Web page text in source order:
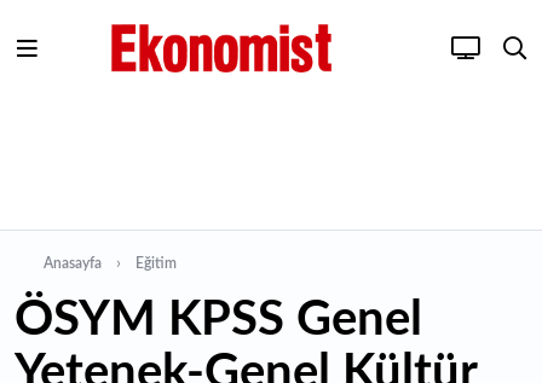
Anasayfa Eğitim
ÖSYM KPSS Genel
Yetenek-Genel Kültür